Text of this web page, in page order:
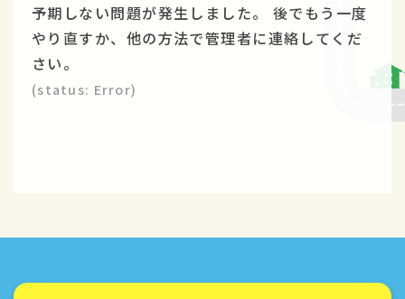
スタッフの声
予期しない問題が発生しました。 後でもう一度
やり直すか、他の方法で管理者に連絡してくだ
さい。
(status: Error)